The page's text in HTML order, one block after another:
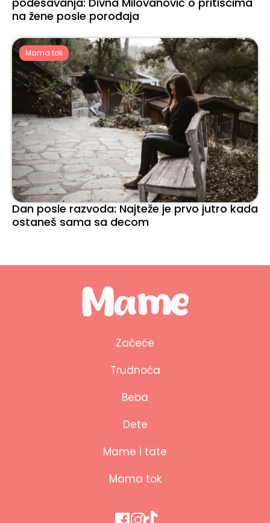
na žene posle porođaja
Mama tok
Dan posle razvoda: Najteže je prvo jutro kada
ostaneš sama sa decom
Začeće
Trudnoća
Beba
Dete
Mame i tate
Mama tok